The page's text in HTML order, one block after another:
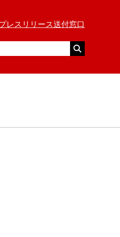
レスリリース送付窓口